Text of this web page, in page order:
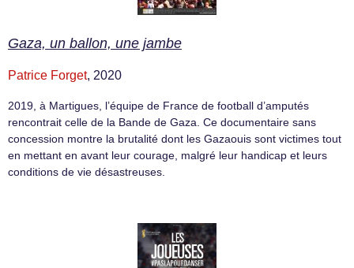
Gaza, un ballon, une jambe
Patrice Forget, 2020
2019, à Martigues, l’équipe de France de football d’amputés
rencontrait celle de la Bande de Gaza. Ce documentaire sans
concession montre la brutalité dont les Gazaouis sont victimes tout
en mettant en avant leur courage, malgré leur handicap et leurs
conditions de vie désastreuses.